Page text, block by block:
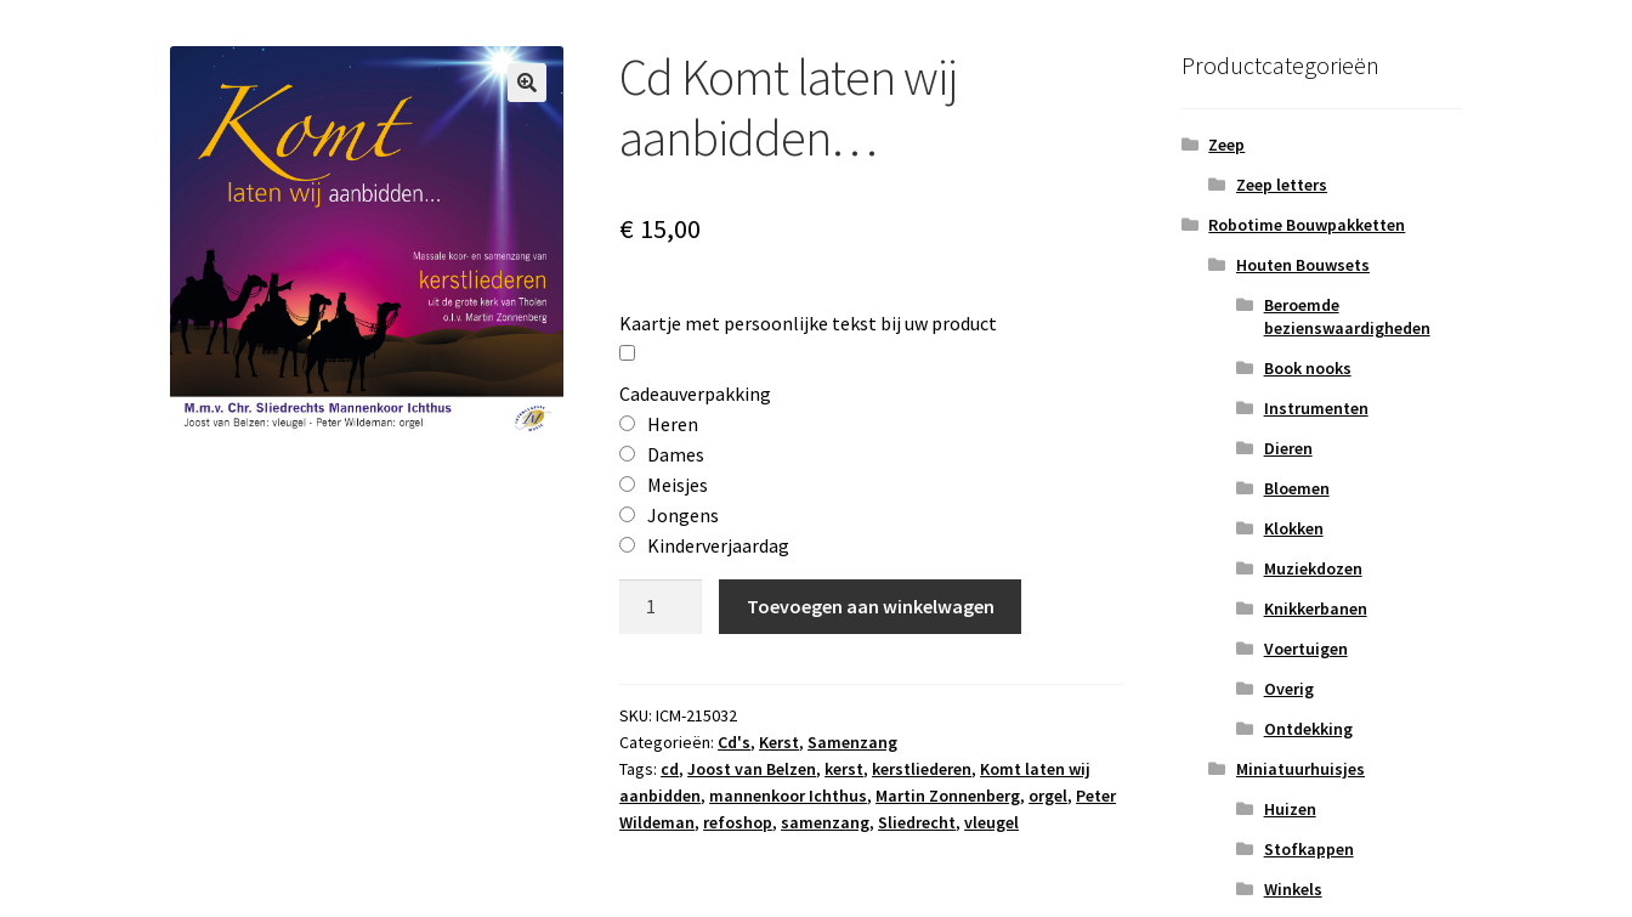
Cd Komt laten wij
aanbidden…
€ 15,00
Kaartje met persoonlijke tekst bij uw product
Cadeauverpakking
Heren
Dames
Meisjes
Jongens
Kinderverjaardag
aanbidden...
aantal
Toevoegen aan winkelwagen
SKU:ICM-215032
Categorieën: Cd's, Kerst,Samenzang
Tags: cd,Joost van Belzen, kerst, kerstliederen, Komt laten wij
aanbidden, mannenkoor Ichthus, Martin Zonnenberg, orgel, Peter
Wildeman, refoshop,samenzang,Sliedrecht,vleugel
Productcategorieën
Zeep
Zeep letters
Robotime Bouwpakketten
Houten Bouwsets
Beroemde
bezienswaardigheden
Book nooks
Instrumenten
Dieren
Bloemen
Klokken
Muziekdozen
Knikkerbanen
Voertuigen
Overig
Ontdekking
Miniatuurhuisjes
Huizen
Stofkappen
Winkels